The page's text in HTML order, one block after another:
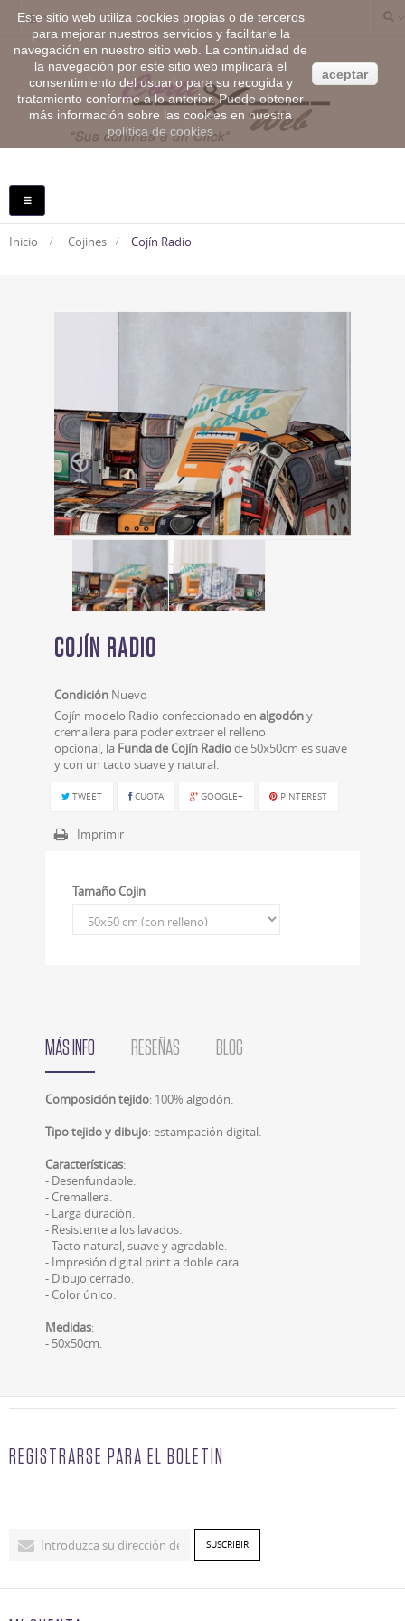
NAVEGACIÓN
TOGGLE
Inicio > Cojines > Cojín Radio
COJÍN RADIO
Condición Nuevo
Cojín modelo Radio confeccionado en algodóny
cremallera para poder extraer el relleno
opcional, la Funda de Cojín Radiode 50x50cm es suave
y con un tacto suave y natural.
TWEET CUOTA GOOGLE+ PINTEREST
Imprimir
Tamaño Cojin
MÁS INFO RESEÑAS BLOG
Composición tejido: 100% algodón.
Tipo tejido y dibujo: estampación digital.
Características:
- Desenfundable.
- Cremallera.
- Larga duración.
- Resistente a los lavados.
- Tacto natural, suave y agradable.
- Impresión digital print a doble cara.
- Dibujo cerrado.
- Color único.
Medidas:
- 50x50cm.
REGISTRARSE PARA EL BOLETÍN
Este sitio web utiliza cookies propias o de terceros
para mejorar nuestros servicios y facilitarle la
navegación en nuestro sitio web. La continuidad de
la navegación por este sitio web implicará el
consentimiento del usuario para su recogida y
tratamiento conforme a lo anterior. Puede obtener
más información sobre las cookies en nuestra
política de cookies
aceptar